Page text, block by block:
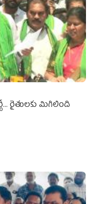
రైతులకు మిగిలింది